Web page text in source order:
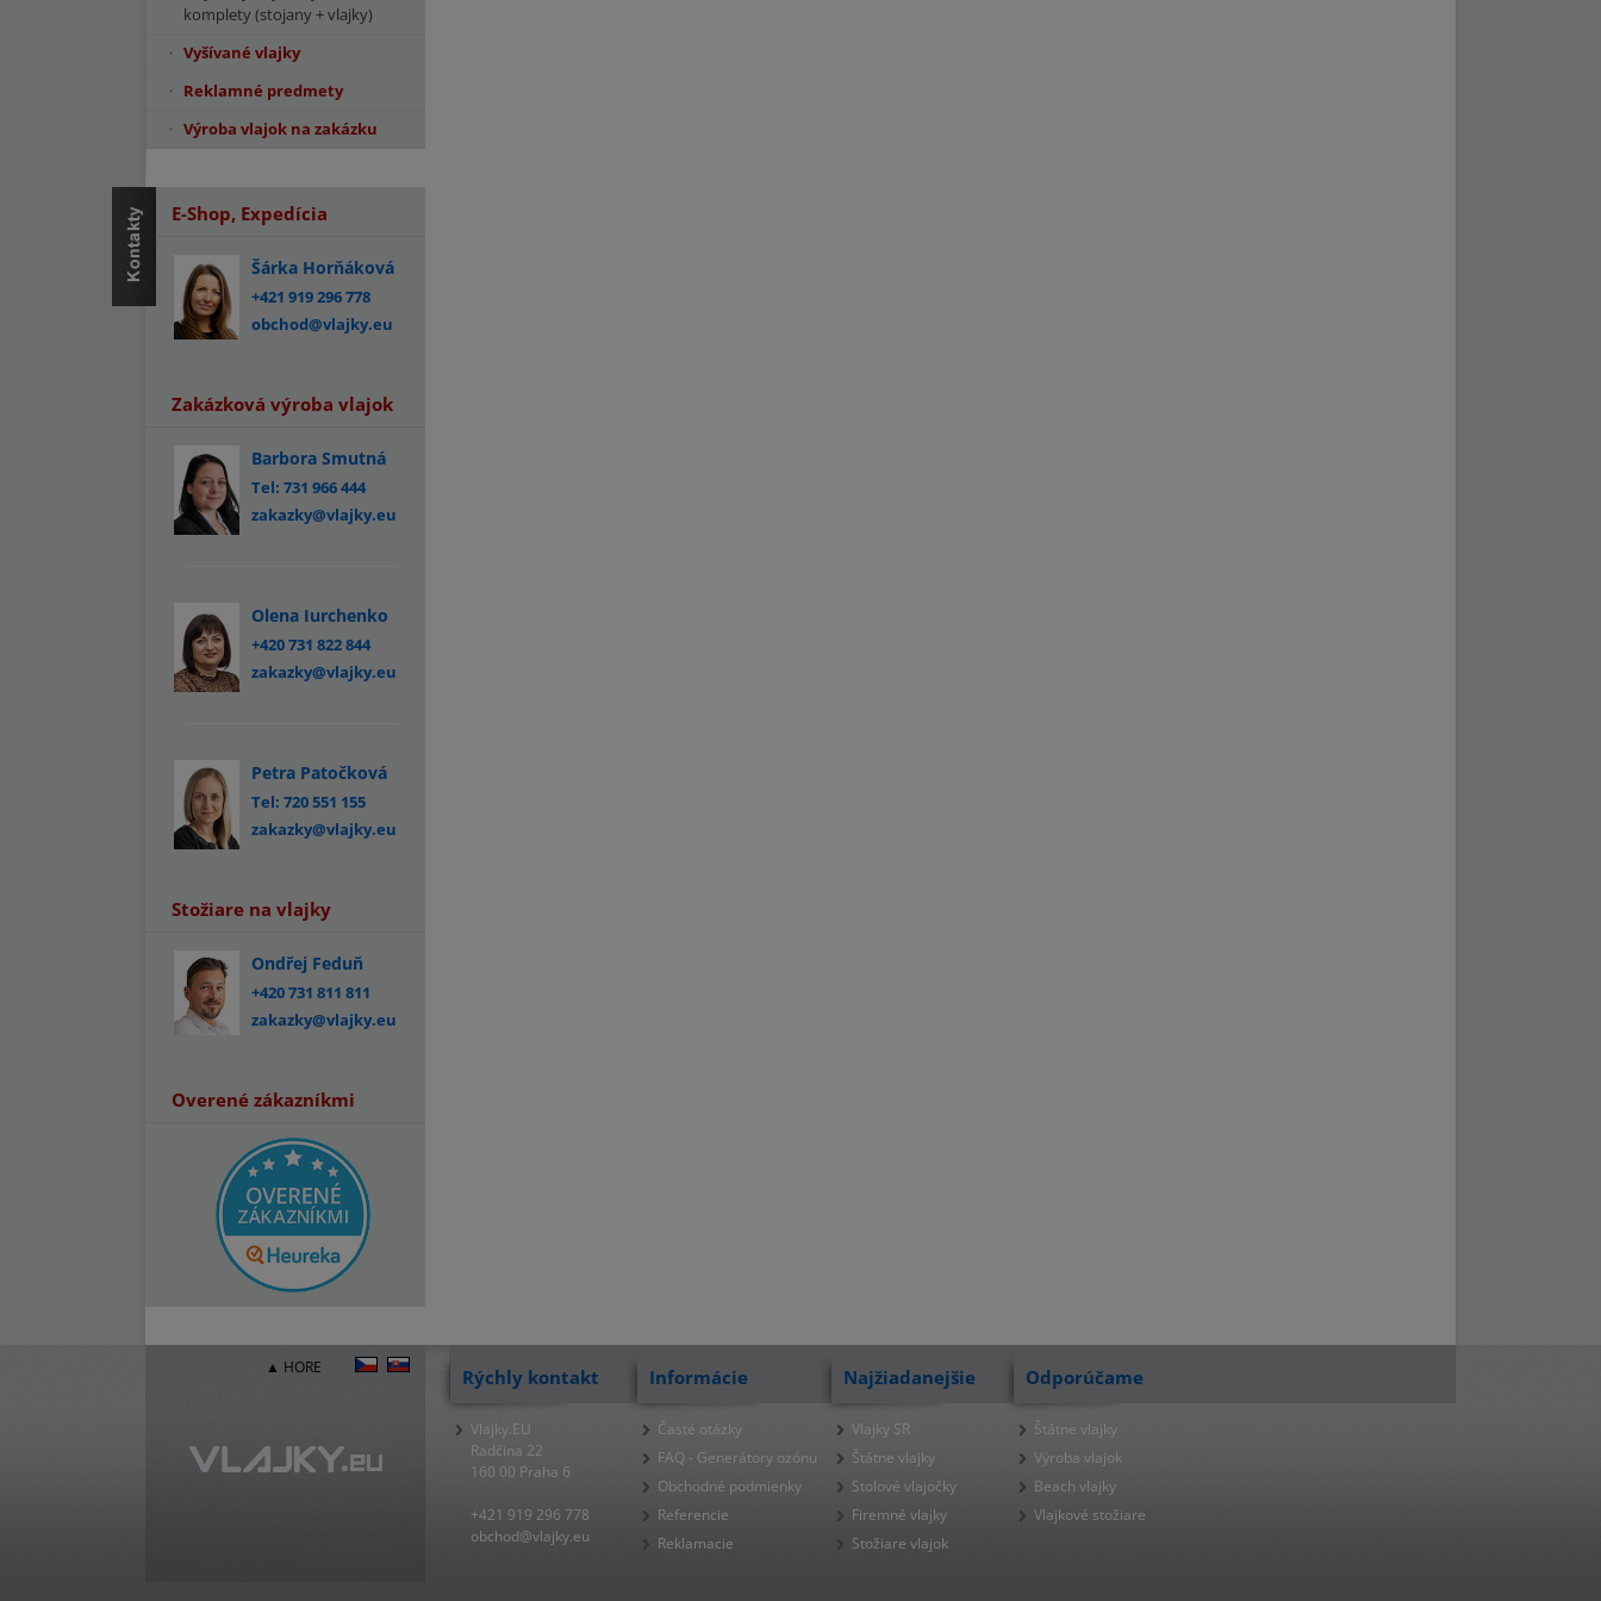
komplety (stojany + vlajky)
Vyšívané vlajky
Reklamné predmety
Výroba vlajok na zakázku
E-Shop, Expedícia
Šárka Horňáková
+421 919 296 778
obchod@vlajky.eu
Zakázková výroba vlajok
Barbora Smutná
Tel: 731 966 444
zakazky@vlajky.eu
Olena Iurchenko
+420 731 822 844
zakazky@vlajky.eu
Petra Patočková
Tel: 720 551 155
zakazky@vlajky.eu
Stožiare na vlajky
Ondřej Feduň
+420 731 811 811
zakazky@vlajky.eu
Overené zákazníkmi
▲ HORE Rýchly kontakt
Vlajky.EU
Radčina 22
160 00 Praha 6
+421 919 296 778
obchod@vlajky.eu
Informácie
Časté otázky
FAQ - Generátory ozónu
Obchodné podmienky
Referencie
Reklamacie
Najžiadanejšie
Vlajky SR
Štátne vlajky
Stolové vlajočky
Firemné vlajky
Stožiare vlajok
Odporúčame
Štátne vlajky
Výroba vlajok
Beach vlajky
Vlajkové stožiare